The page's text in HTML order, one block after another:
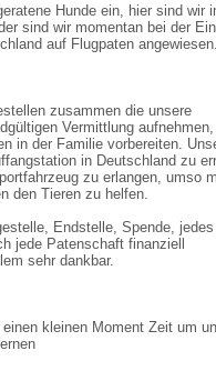
Hunde ein, hier sind wir
sind wir momentan bei der
auf Flugpaten
zusammen die unsere
Vermittlung
in der Familie vorbereiten.
in Deutschland zu
zu erlangen, umso
den Tieren zu helfen.
Endstelle, Spende, jedes
jede Patenschaft finanziell
sehr dankbar.
kleinen Moment Zeit um